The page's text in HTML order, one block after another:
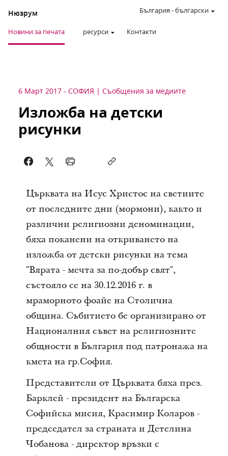
Нюзрум
Новини за печата ресурси Контакти
България -български
6 Март 2017 - СОФИЯ Съобщения за медиите
Изложба на детски
рисунки
Църквата на Исус Христос на светиите
от последните дни (мормони), както и
различни религиозни деноминации,
бяха поканени на откриването на
изложба от детски рисунки на тема
"Вярата - мечта за по-добър свят",
състояло се на 30.12.2016 г. в
мраморното фоайе на Столична
община. Събитието бе организирано от
Националния съвет на религиозните
общности в България под патронажа на
кмета на гр.София.
Представители от Църквата бяха през.
Барклей - президент на Българска
Софийска мисия, Красимир Коларов -
председател за страната и Детелина
Чобанова - директор връзки с